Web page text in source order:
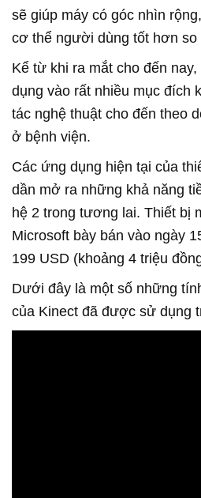
sẽ giúp máy có góc nhìn
cơ thể người dùng tốt hơn
Kể từ khi ra mắt cho đến
dụng vào rất nhiều mục đích
tác nghệ thuật cho đến theo
ở bệnh viện.
Các ứng dụng hiện tại của
dần mở ra những khả năng
hệ 2 trong tương lai. Thiết bị
Microsoft bày bán vào ngày
199 USD (khoảng 4 triệu
Dưới đây là một số những
của Kinect đã được sử dụng